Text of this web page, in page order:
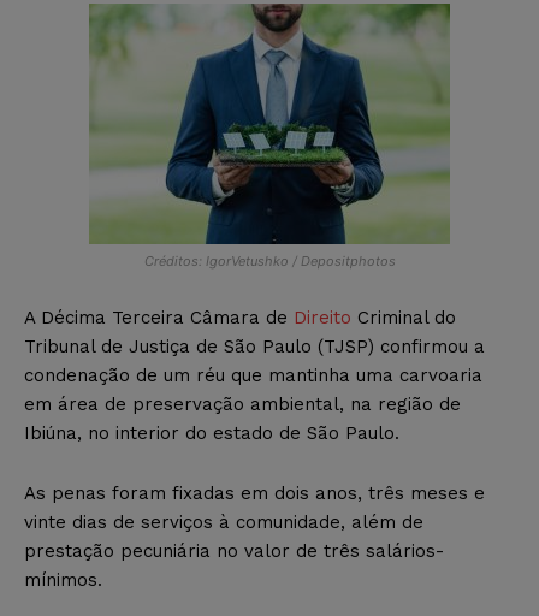
Créditos: IgorVetushko / Depositphotos
A Décima Terceira Câmara de Direito Criminal do
Tribunal de Justiça de São Paulo (TJSP) confirmou a
condenação de um réu que mantinha uma carvoaria
em área de preservação ambiental, na região de
Ibiúna, no interior do estado de São Paulo.
As penas foram fixadas em dois anos, três meses e
vinte dias de serviços à comunidade, além de
prestação pecuniária no valor de três salários-
mínimos.